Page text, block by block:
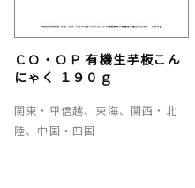
ＣＯ・ＯＰ 有機生芋板こん
にゃく １９０ｇ
関東・甲信越、東海、関西・北
陸、中国・四国